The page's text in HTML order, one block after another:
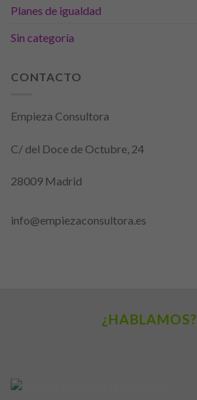
Planes de igualdad
Sin categoría
CONTACTO
Empieza Consultora
C/ del Doce de Octubre, 24
28009 Madrid
info@empiezaconsultora.es
¿HABLAMOS?